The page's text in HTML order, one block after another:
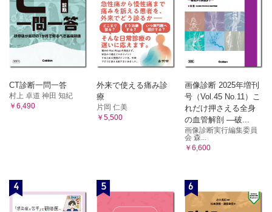
CT診断一問一答
村上 卓道 神田 知紀
￥6,490
外来で使える痛み診
療
片岡 仁美
￥5,500
画像診断 2025年増刊
号（Vol.45 No.11）こ
れだけ押さえる全身
の血管解剖 ―破...
画像診断実行編集委員
会 森...
￥6,600
4 5 6